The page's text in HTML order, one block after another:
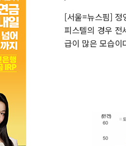
[서울=뉴스핌] 정
피스텔의 경우
급이 많은 모습이